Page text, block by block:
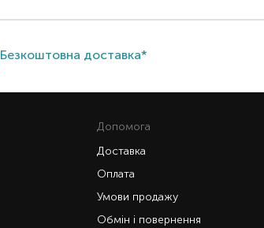
Безкоштовна доставка*
Допомога
Доставка
Оплата
Умови продажу
Обмін і повернення